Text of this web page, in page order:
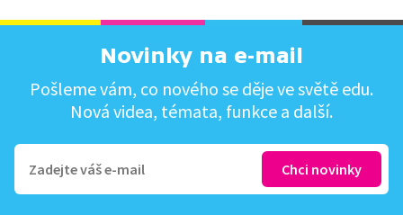
Novinky na e-mail
Pošleme vám, co nového se děje ve světě edu.
Nová videa, témata, funkce a další.